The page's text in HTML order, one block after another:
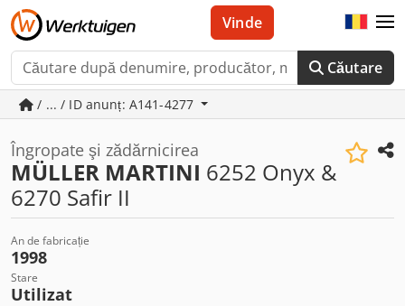
Căutare
Vinde
/ ... / ID anunț: A141-4277
Îngropate şi zădărnicirea
MÜLLER MARTINI 6252 Onyx &
6270 Safir II
An de fabricație
1998
Stare
Utilizat